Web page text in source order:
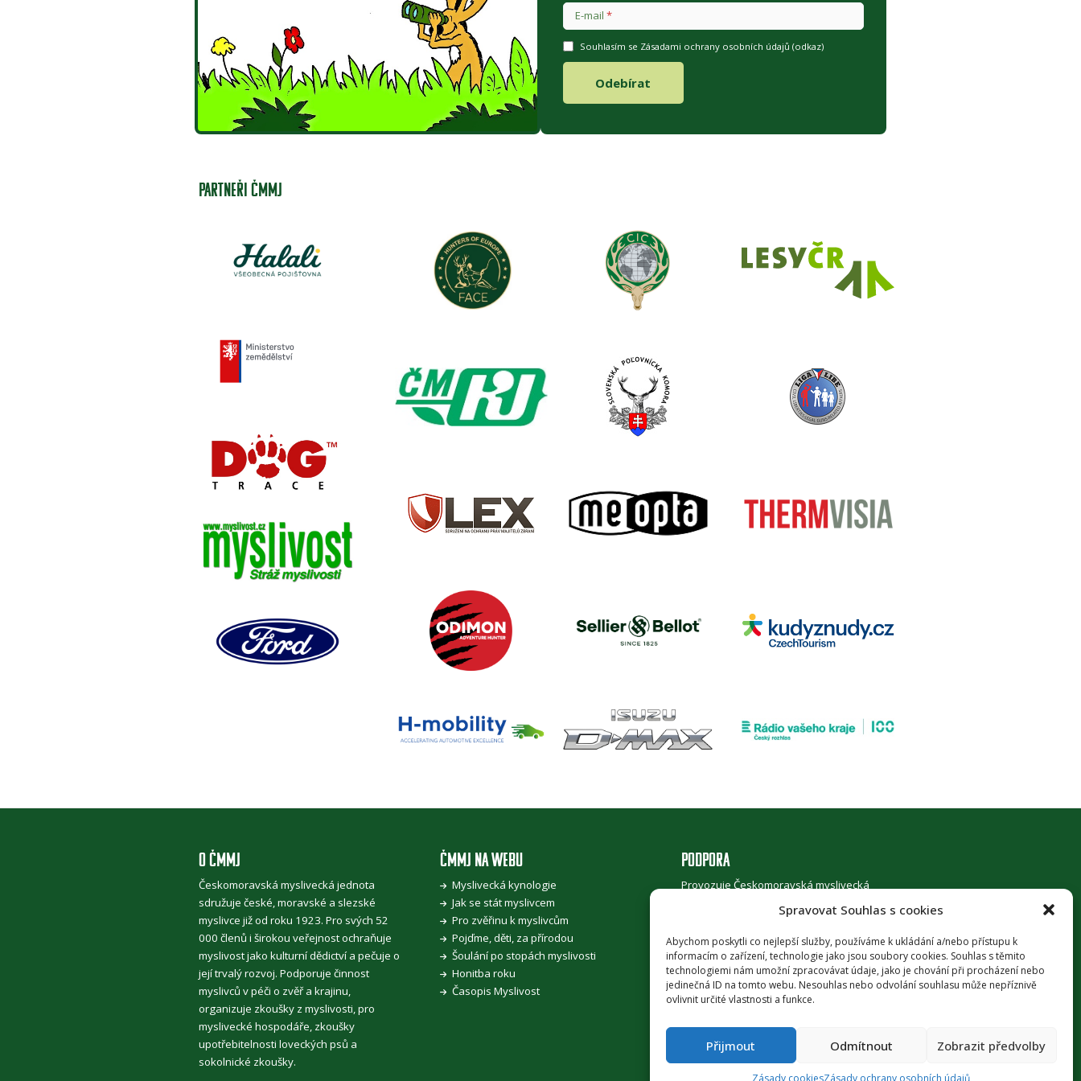
Spravovat Souhlas s cookies
Abychom poskytli co nejlepší služby, používáme k ukládání a/nebo přístupu k
informacím o zařízení, technologie jako jsou soubory cookies. Souhlas s těmito
technologiemi nám umožní zpracovávat údaje, jako je chování při procházení nebo
jedinečná ID na tomto webu. Nesouhlas nebo odvolání souhlasu může nepříznivě
ovlivnit určité vlastnosti a funkce.
Přijmout Odmítnout Zobrazit předvolby
Zásady cookiesZásady ochrany osobních údajů
E-mail
Souhlasím se Zásadami ochrany osobních údajů (odkaz)
PARTNEŘI ČMMJ
O ČMMJ
Českomoravská myslivecká jednota
sdružuje české, moravské a slezské
myslivce již od roku 1923. Pro svých 52
000 členů i širokou veřejnost ochraňuje
myslivost jako kulturní dědictví a pečuje o
její trvalý rozvoj. Podporuje činnost
myslivců v péči o zvěř a krajinu,
organizuje zkoušky z myslivosti, pro
myslivecké hospodáře, zkoušky
upotřebitelnosti loveckých psů a
sokolnické zkoušky.
ČMMJ NA WEBU
Myslivecká kynologie
Jak se stát myslivcem
Pro zvěřinu k myslivcům
Pojďme, děti, za přírodou
Šoulání po stopách myslivosti
Honitba roku
Časopis Myslivost
PODPORA
Provozuje Českomoravská myslivecká
PRÁVNÍ UJEDNÁNÍ
Zásady ochrany osobních údajů
Zásady cookies